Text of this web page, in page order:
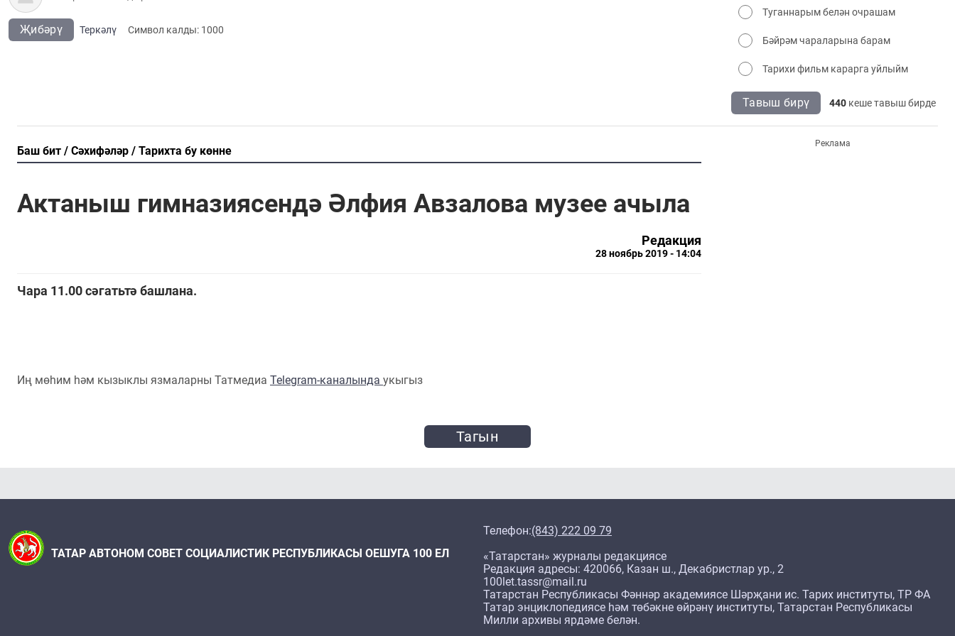
Җибәрү Теркәлү Cимвол калды: 1000
Туганнарым белән очрашам
Бәйрәм чараларына барам
Тарихи фильм карарга уйлыйм
Тавыш бирү 440 кеше тавыш бирде
Баш бит Сәхифәләр Тарихта бу көнне
Актаныш гимназиясендә Әлфия Авзалова музее ачыла
Редакция
28 ноябрь 2019 - 14:04
Чара 11.00 сәгатьтә башлана.
Иң мөһим һәм кызыклы язмаларны Татмедиа Telegram-каналында укыгыз
Реклама
Тагын
ТАТАР АВТОНОМ СОВЕТ СОЦИАЛИСТИК РЕСПУБЛИКАСЫ ОЕШУГА 100 ЕЛ
Телефон:(843) 222 09 79
«Татарстан» журналы редакциясе
Редакция адресы: 420066, Казан ш., Декабристлар ур., 2
100let.tassr@mail.ru
Татарстан Республикасы Фәннәр академиясе Шәрҗани ис. Тарих институты, ТР ФА
Татар энциклопедиясе һәм төбәкне өйрәнү институты, Татарстан Республикасы
Милли архивы ярдәме белән.